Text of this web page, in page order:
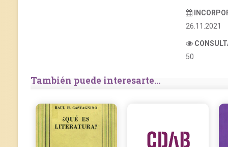
26.11.2021
50
También puede interesarte...